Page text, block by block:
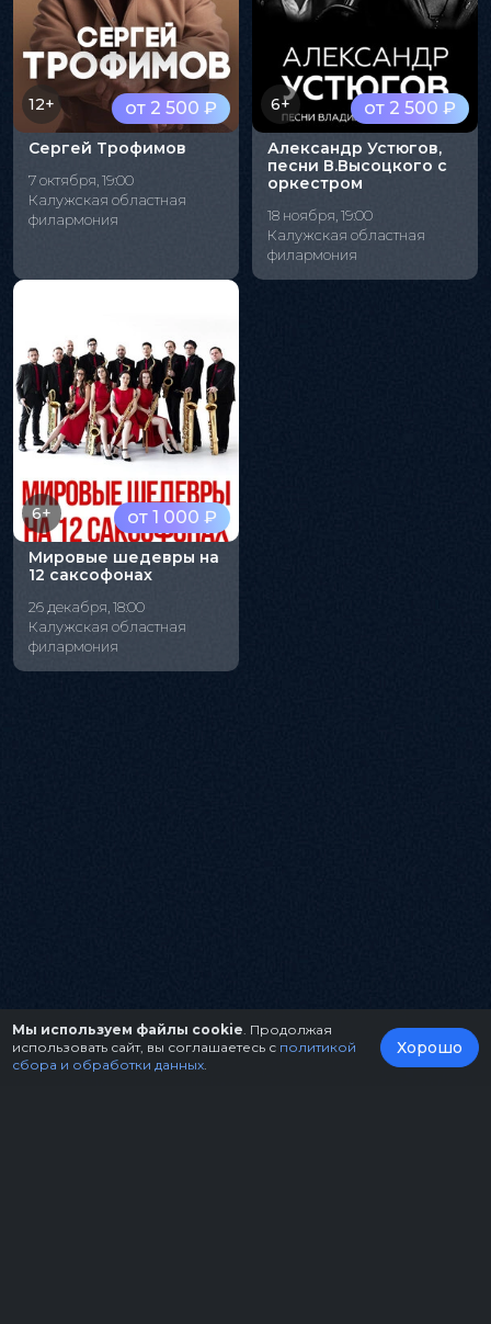
от 2 500 ₽
12+
Сергей Трофимов
7 октября, 19:00
Калужская областная
филармония
от 2 500 ₽
6+
Александр Устюгов,
песни В.Высоцкого с
оркестром
18 ноября, 19:00
Калужская областная
филармония
от 1 000 ₽
6+
Мировые шедевры на
12 саксофонах
26 декабря, 18:00
Калужская областная
филармония
Мы используем файлы cookie . Продолжая
использовать сайт, вы соглашаетесь с политикой
сбора и обработки данных
Хорошо